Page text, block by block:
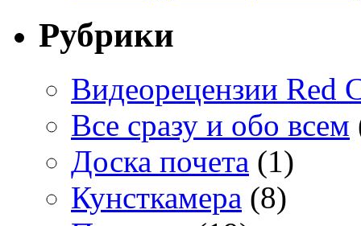
Рубрики
Видеорецензии Red
Все сразу и обо всем
Доска почета (1)
Кунсткамера (8)